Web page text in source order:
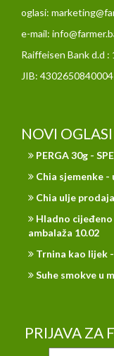
oglasi:
e-mail:
Raiffeisen Bank d.d
JIB: 4302650840004
NOVI OGLASI
PERGA 30g -
Chia sjemenke -
Chia ulje
Hladno
ambalaža 10.02
Trnina kao lijek
Suhe smokve u
PRIJAVA ZA